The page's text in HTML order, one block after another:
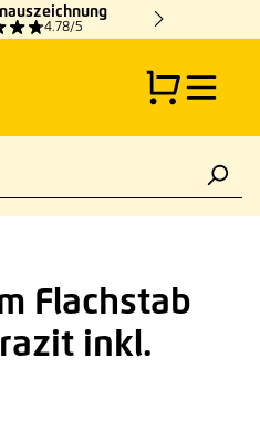
4.78/5
Flachstab
inkl.